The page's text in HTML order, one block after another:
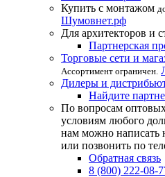
Купить с монтажом
Шумовнет.рф
Для архитекторов и
Партнерская
Торговые сети и
Ассортимент ограничен.
Дилеры и
Найдите
По вопросам
условиям любого
нам можно написать
или позвонить по
Обратная связь
8 (800) 222-08-